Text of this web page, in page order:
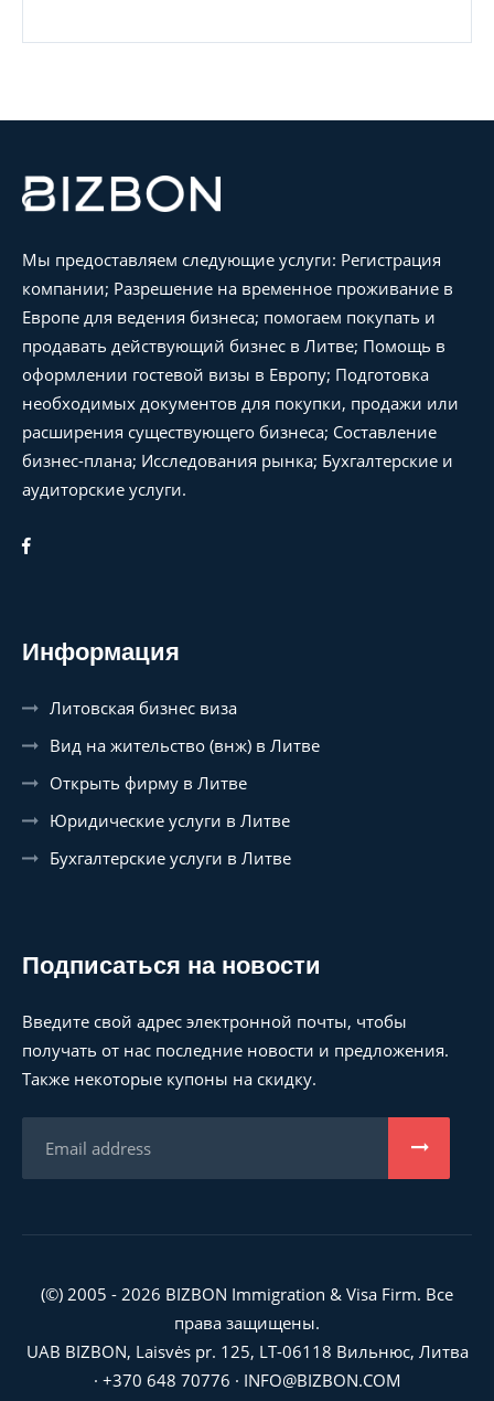
Мы предоставляем следующие услуги: Регистрация
компании; Разрешение на временное проживание в
Европе для ведения бизнеса; помогаем покупать и
продавать действующий бизнес в Литве; Помощь в
оформлении гостевой визы в Европу; Подготовка
необходимых документов для покупки, продажи или
расширения существующего бизнеса; Составление
бизнес-плана; Исследования рынка; Бухгалтерские и
аудиторские услуги.
Информация
Литовская бизнес виза
Вид на жительство (внж) в Литве
Открыть фирму в Литве
Юридические услуги в Литве
Бухгалтерские услуги в Литве
Подписаться на новости
Введите свой адрес электронной почты, чтобы
получать от нас последние новости и предложения.
Также некоторые купоны на скидку.
(©) 2005 - 2026 BIZBON Immigration & Visa Firm. Все
права защищены.
UAB BIZBON, Laisvės pr. 125, LT-06118 Вильнюс, Литва
· +370 648 70776 · INFO@BIZBON.COM